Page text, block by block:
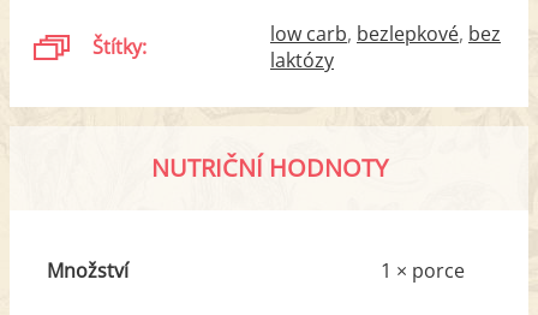
Štítky: low carb bezlepkové bez
laktózy
NUTRIČNÍ HODNOTY
Množství 1 × porce